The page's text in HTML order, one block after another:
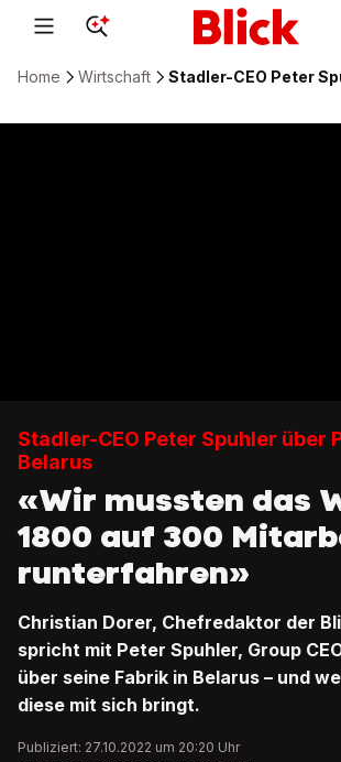
Home Wirtschaft Stadler-CEO Peter
Stadler-CEO Peter Spuhler über
Belarus
«Wir mussten das
1800 auf 300
runterfahren»
Christian Dorer, Chefredaktor der
spricht mit Peter Spuhler, Group
über seine Fabrik in Belarus – und
diese mit sich bringt.
Publiziert: 27.10.2022 um 20:20 Uhr